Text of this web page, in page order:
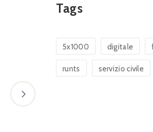
Tags
5x1000 digitale
runts servizio civile